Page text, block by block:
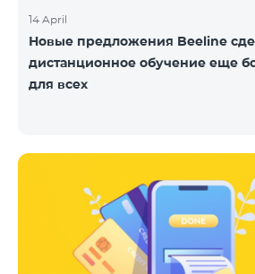
14 April
Новые предложения Beeline
дистанционное обучение еще
для всех